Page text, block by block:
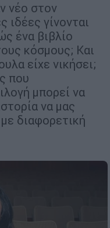
νέο στον
ιδέες γίνονται
ένα βιβλίο
κόσμους; Και
είχε νικήσει;
που
μπορεί να
να μας
διαφορετική